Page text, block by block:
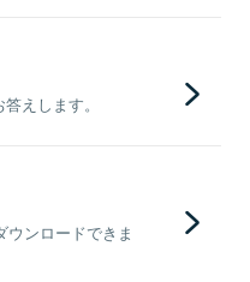
えします。
ンロードできま